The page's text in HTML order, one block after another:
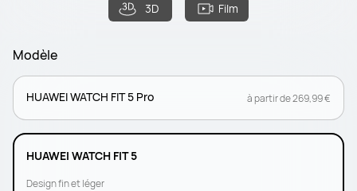
3D Film
Modèle
HUAWEI WATCH FIT 5 Pro à partir de 269,99 €
HUAWEI WATCH FIT 5
Design fin et léger